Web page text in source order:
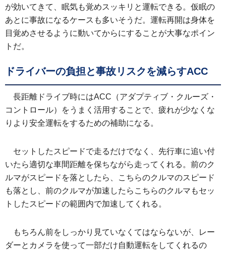
が効いてきて、眠気も覚めスッキリと運転できる。仮眠の
あとに事故になるケースも多いそうだ。運転再開は身体を
目覚めさせるように動いてからにすることが大事なポイン
トだ。
ドライバーの負担と事故リスクを減らすACC
長距離ドライブ時にはACC（アダプティブ・クルーズ・
コントロール）をうまく活用することで、疲れが少なくな
りより安全運転をするための補助になる。
セットしたスピードで走るだけでなく、先行車に追い付
いたら適切な車間距離を保ちながら走ってくれる。前のク
ルマがスピードを落としたら、こちらのクルマのスピード
も落とし、前のクルマが加速したらこちらのクルマもセッ
トしたスピードの範囲内で加速してくれる。
もちろん前をしっかり見ていなくてはならないが、レー
ダーとカメラを使って一部だけ自動運転をしてくれるの